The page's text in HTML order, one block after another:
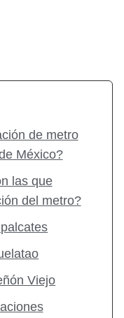
de metro
México?
las que
del metro?
Viejo